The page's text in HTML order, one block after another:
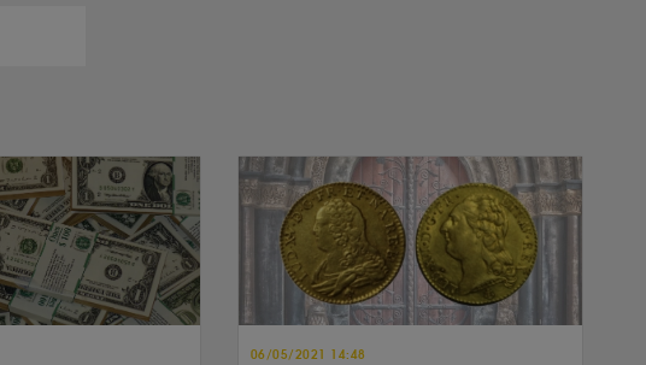
06/05/2021 14:48